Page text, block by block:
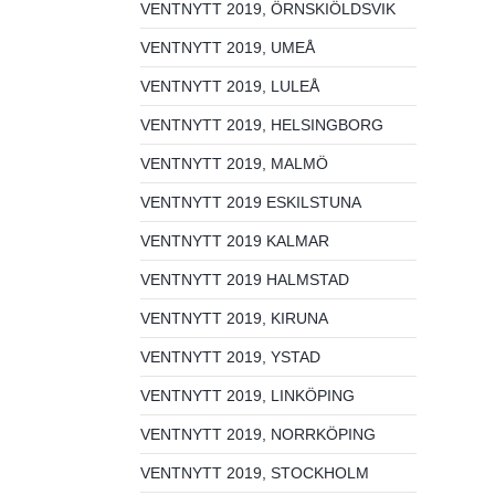
VENTNYTT 2019, ÖRNSKIÖLDSVIK
VENTNYTT 2019, UMEÅ
VENTNYTT 2019, LULEÅ
VENTNYTT 2019, HELSINGBORG
VENTNYTT 2019, MALMÖ
VENTNYTT 2019 ESKILSTUNA
VENTNYTT 2019 KALMAR
VENTNYTT 2019 HALMSTAD
VENTNYTT 2019, KIRUNA
VENTNYTT 2019, YSTAD
VENTNYTT 2019, LINKÖPING
VENTNYTT 2019, NORRKÖPING
VENTNYTT 2019, STOCKHOLM